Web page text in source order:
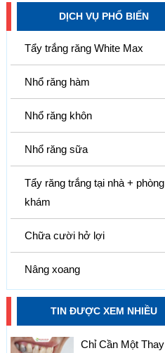
DỊCH VỤ PHỔ BIẾN
Tẩy trắng răng White Max
Nhổ răng hàm
Nhổ răng khôn
Nhổ răng sữa
Tẩy răng trắng tại nhà + phòng
khám
Chữa cười hở lợi
Nâng xoang
TIN ĐƯỢC XEM NHIỀU
Chỉ Cần Một